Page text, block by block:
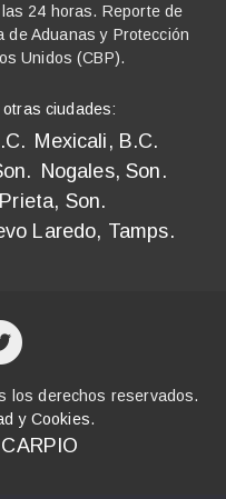
24 horas. Reporte de
Aduanas y Protección
Unidos (CBP).
ciudades:
Mexicali, B.C.
Nogales, Son.
Son.
Laredo, Tamps.
los derechos reservados.
y Cookies.
CARPIO